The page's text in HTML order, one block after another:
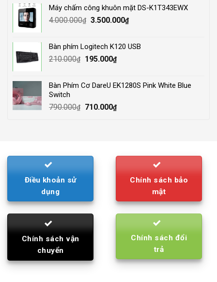
3.500.000₫.2.800.000₫.
Máy chấm công khuôn mặt DS-K1T343EWX
4.000.000₫ Original
4.000.000₫.
3.500.000₫Current
3.500.000₫.
Bàn phím Logitech K120 USB
210.000₫
Original
210.000₫.
195.000₫Current
195.000₫.
Bàn Phím Cơ DareU EK1280S Pink White Blue
Switch
790.000₫
Original
710.000₫Current
Điều khoản sử
dụng
Chính sách bảo
mật
Chính sách vận
chuyển
Chính sách đổi
trả